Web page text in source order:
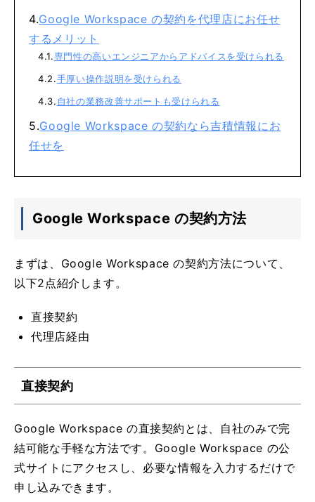
Google Workspace の契約を代理店にお任せ
するメリット
専門性の高いエンジニアからアドバイスを受けられる
手厚い操作説明を受けられる
自社の業務改善サポートも受けられる
Google Workspace の契約なら吉積情報にお
任せを
Google Workspace の契約方法
まずは、Google Workspace の契約方法について、
以下2点紹介します。
直接契約
代理店経由
直接契約
Google Workspace の直接契約とは、自社のみで完
結可能な手軽な方法です。Google Workspace の公
式サイトにアクセスし、必要な情報を入力するだけで
申し込みできます。